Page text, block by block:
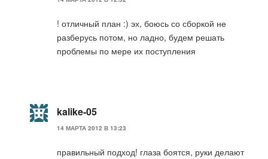
! отличный план :) эх, боюсь со сборкой не
разберусь потом, но ладно, будем решать
проблемы по мере их поступления
kalike-05
14 МАРТА 2012 В 13:23
правильный подход! глаза боятся, руки делают